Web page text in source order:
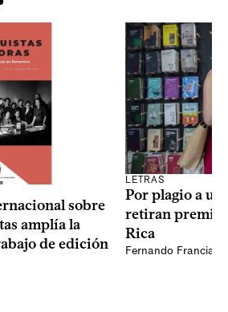
sobre
amplía la
de edición
LETRAS
Por plagio a
retiran premio
Rica
Fernando Francia,